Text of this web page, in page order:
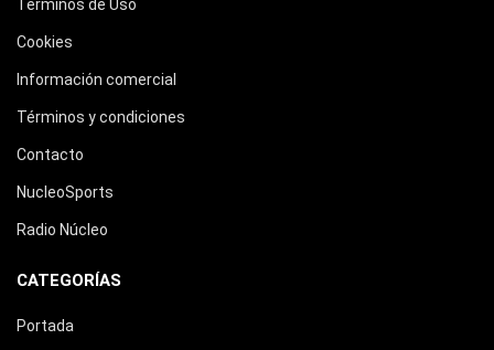
Términos de Uso
Cookies
Información comercial
Términos y condiciones
Contacto
NucleoSports
Radio Núcleo
CATEGORÍAS
Portada